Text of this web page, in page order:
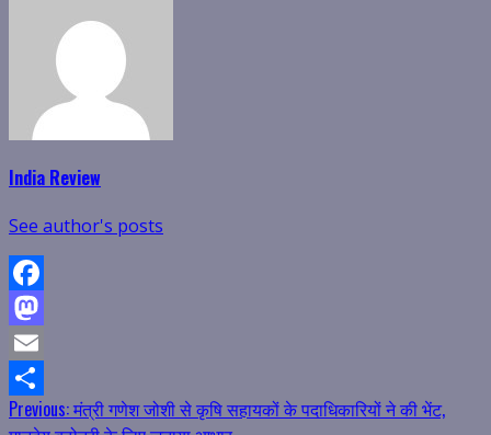
India Review
See author's posts
Facebook
Mastodon
Email
Share
Continue
Previous:मंत्री गणेश जोशी से कृषि सहायकों के पदाधिकारियों ने की भेंट,